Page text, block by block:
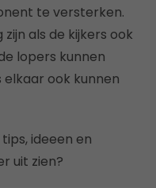
te versterken.
als de kijkers ook
lopers kunnen
ook kunnen
ideeen en
uit zien?